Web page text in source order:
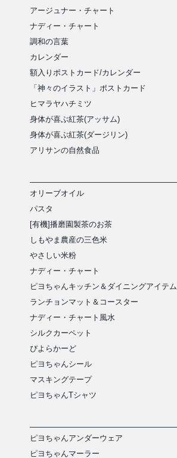
アージュナー・チャート
ナディー・チャート
調和の言葉
カレンダー
額入りポストカード/カレンダー
「神々のイラスト」ポストカード
ヒマラヤハチミツ
身体が喜ぶ紅茶(アッサム)
身体が喜ぶ紅茶(ダージリン)
アリサンの自然食品
オリーブオイル
パスタ
[有機]播磨園製茶のお茶
しもやま農産の三色米
やさしい米粉
ナディー・チャート
ピヨちゃんキッチン＆ダイニングアイテム
ランチョンマット＆コースター
ナディー・チャート風水
シルクカーペット
ぴよらかーど
ピヨちゃんシール
マスキングテープ
ピヨちゃんTシャツ
ピヨちゃんアンダーウェア
ピヨちゃんマーラー